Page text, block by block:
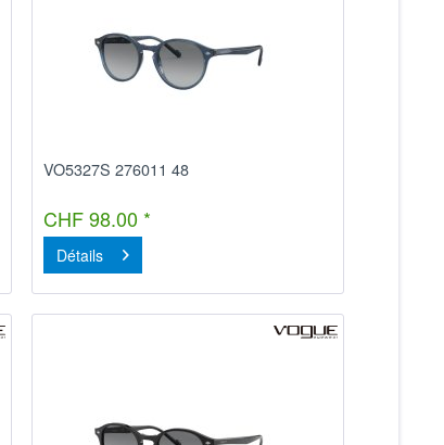
VO5327S 276011 48
CHF 98.00 *
Détails